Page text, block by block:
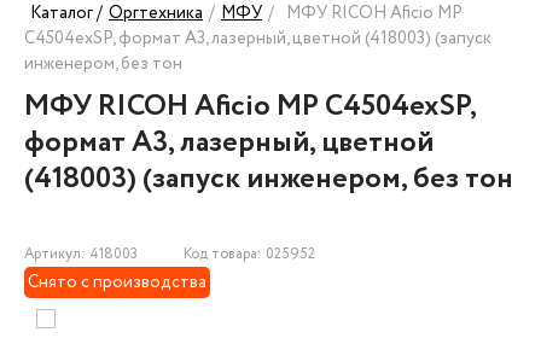
Каталог / Оргтехника / МФУ / МФУ RICOH Aficio MP
C4504exSP, формат А3, лазерный, цветной (418003) (запуск
инженером, без тон
МФУ RICOH Aficio MP C4504exSP,
формат А3, лазерный, цветной
(418003) (запуск инженером, без тон
Артикул: 418003 Код товара: 025952
Снято с производства